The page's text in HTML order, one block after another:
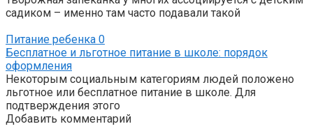
садиком – именно там часто подавали такой
Питание ребенка 0
Бесплатное и льготное питание в школе: порядок
оформления
Некоторым социальным категориям людей положено
льготное или бесплатное питание в школе. Для
подтверждения этого
Добавить комментарий